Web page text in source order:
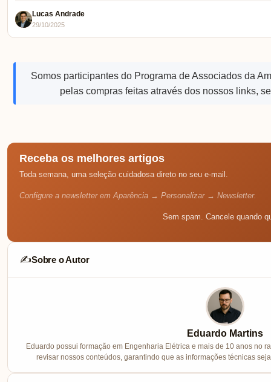
Lucas Andrade
29/10/2025
Somos participantes do Programa de Associados da
pelas compras feitas através dos nossos links,
Receba os melhores artigos
Toda semana, uma seleção cuidadosa direto no seu e-mail.
Configure a newsletter em Aparência → Personalizar → Newsletter.
Sem spam. Cancele quando
✍️Sobre o Autor
Eduardo Martins
Eduardo possui formação em Engenharia Elétrica e mais de 10 anos no
revisar nossos conteúdos, garantindo que as informações técnicas